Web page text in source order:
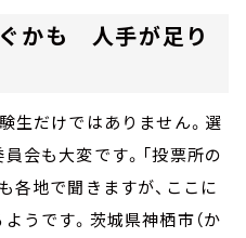
かも 人手が足り
生だけではありません。選
会も大変です。「投票所の
各地で聞きますが、ここに
うです。茨城県神栖市（か